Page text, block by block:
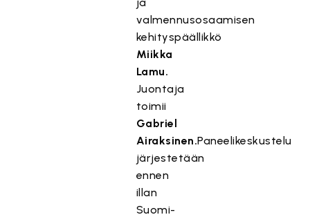
valmennusosaamisen
kehityspäällikkö
Miikka
Lamu.
Juontaja
toimii
Gabriel
Airaksinen.Paneelikeskustelu
järjestetään
ennen
illan
Suomi-